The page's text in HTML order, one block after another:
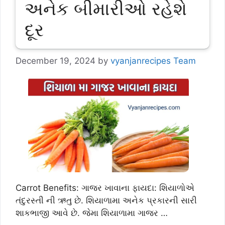
અનેક બીમારીઓ રહેશે
દૂર
December 19, 2024 by vyanjanrecipes Team
Carrot Benefits: ગાજર ખાવાના ફાયદા: શિયાળોએ
તંદુરસ્તી ની ઋતુ છે. શિયાળામા અનેક પ્રકારની સારી
શાકભાજી આવે છે. જેમા શિયાળામા ગાજર …